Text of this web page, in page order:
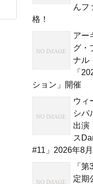
んフ
格！
アー
グ・
ナル
「
ション」開催
ウィ
シパ
出演
ス
#11」2026年8
「
定期